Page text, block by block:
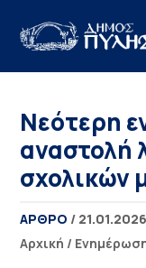
Νεότερη
αναστολή
σχολικών
ΑΡΘΡΟ / 21.01.2026
Αρχική /